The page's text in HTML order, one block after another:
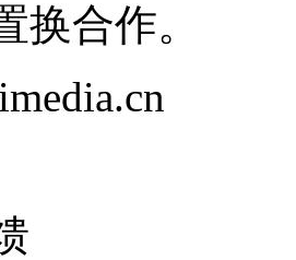
换合作。